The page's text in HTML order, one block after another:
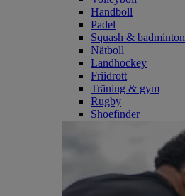
Handboll
Padel
Squash & badminton
Nätboll
Landhockey
Friidrott
Träning & gym
Rugby
Shoefinder